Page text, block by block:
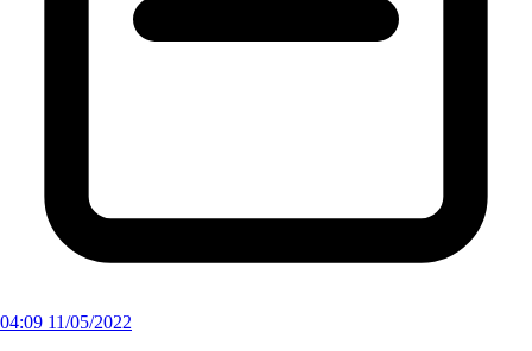
04:09 11/05/2022